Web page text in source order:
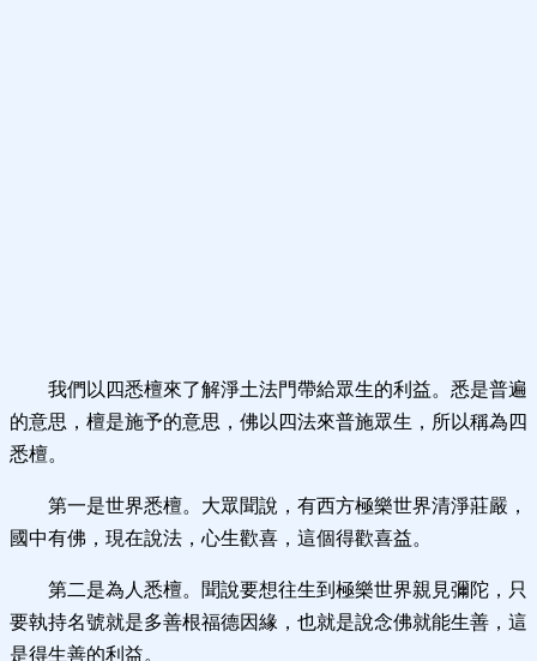
我們以四悉檀來了解淨土法門帶給眾生的利益。悉是普遍
的意思，檀是施予的意思，佛以四法來普施眾生，所以稱為四
悉檀。
第一是世界悉檀。大眾聞說，有西方極樂世界清淨莊嚴，
國中有佛，現在說法，心生歡喜，這個得歡喜益。
第二是為人悉檀。聞說要想往生到極樂世界親見彌陀，只
要執持名號就是多善根福德因緣，也就是說念佛就能生善，這
是得生善的利益。